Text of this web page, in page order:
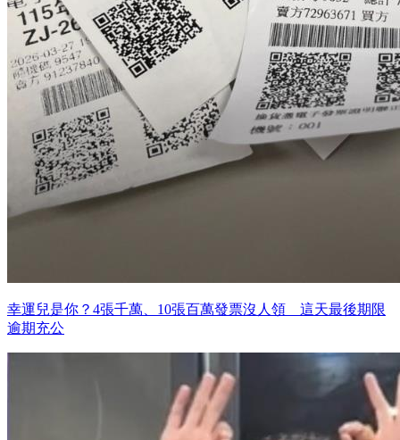
幸運兒是你？4張千萬、10張百萬發票沒人領 這天最後期限
逾期充公